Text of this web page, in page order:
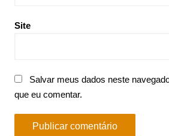
Site
Salvar meus dados neste
que eu comentar.